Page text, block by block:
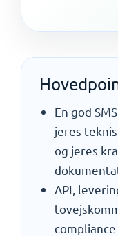
En god
jeres
og jeres
API,